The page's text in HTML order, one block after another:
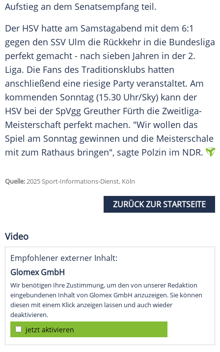
Aufstieg an dem Senatsempfang teil.
Der HSV hatte am Samstagabend mit dem 6:1
gegen den SSV Ulm die Rückkehr in die Bundesliga
perfekt gemacht - nach sieben Jahren in der 2.
Liga. Die Fans des Traditionsklubs hatten
anschließend eine riesige Party veranstaltet. Am
kommenden Sonntag (15.30 Uhr/Sky) kann der
HSV bei der SpVgg Greuther Fürth die Zweitliga-
Meisterschaft perfekt machen. "Wir wollen das
Spiel am Sonntag gewinnen und die Meisterschale
mit zum Rathaus bringen", sagte Polzin im NDR.
Quelle:2025 Sport-Informations-Dienst, Köln
ZURÜCK ZUR STARTSEITE
Video
Empfohlener externer Inhalt:
Glomex GmbH
Wir benötigen Ihre Zustimmung, um den von unserer Redaktion
eingebundenen Inhalt von Glomex GmbH anzuzeigen. Sie können
diesen mit einem Klick anzeigen lassen und auch wieder
deaktivieren.
jetzt aktivieren